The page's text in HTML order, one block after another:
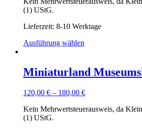
(1) UStG.
Lieferzeit: 8-10 Werktage
Ausführung wählen
Miniaturland
120,00 € – 180,00 €
Kein Mehrwertsteuerausweis, da
(1) UStG.